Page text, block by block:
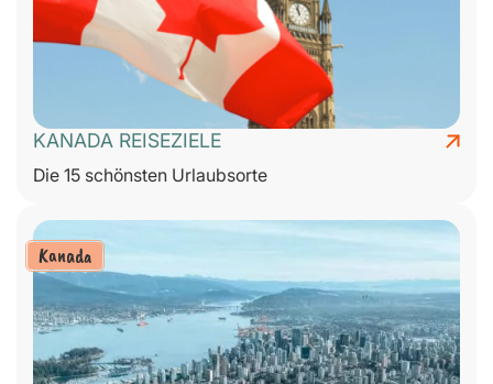
KANADA REISEZIELE
Die 15 schönsten Urlaubsorte
Kanada